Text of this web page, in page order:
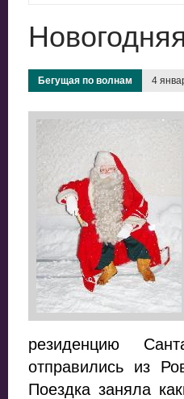
Бегущая по волнам 4
резиденцию
отправились из
Поездка заняла